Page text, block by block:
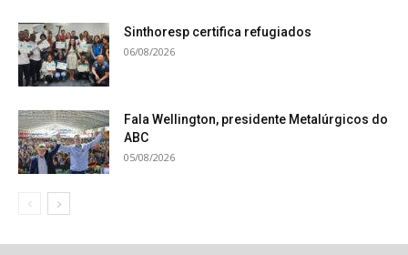
Sinthoresp certifica refugiados
06/08/2026
Fala Wellington, presidente Metalúrgicos do
ABC
05/08/2026